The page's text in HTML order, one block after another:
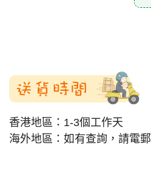
送貨時間
香港地區：1-3個工作天
海外地區：如有查詢，請電郵